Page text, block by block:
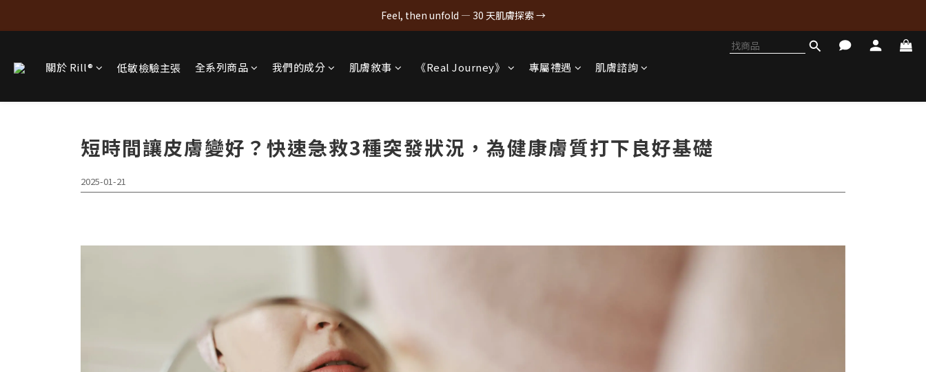
Feel, then unfold — 30 天肌膚探索 →
關於 Rill® 低敏檢驗主張 全系列商品 我們的成分 肌膚敘事 《Real Journey》 專屬禮遇 肌膚諮詢
短時間讓皮膚變好？快速急救3種突發狀況，為健康膚質打下良好基礎
2025-01-21